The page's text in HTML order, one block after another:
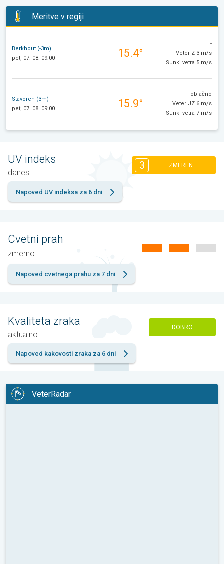
Meritve v regiji
Berkhout (-3m)
pet, 07. 08. 09:00
15.4°
-
Veter Z 3 m/s
Sunki vetra 5 m/s
Stavoren (3m)
pet, 07. 08. 09:00
15.9°
oblačno
Veter JZ 6 m/s
Sunki vetra 7 m/s
UV indeks
danes
3 ZMEREN
Napoved UV indeksa za 6 dni
Cvetni prah
zmernо
Napoved cvetnega prahu za 7 dni
Kvaliteta zraka
aktualno
DOBRO
Napoved kakovosti zraka za 6 dni
VeterRadar